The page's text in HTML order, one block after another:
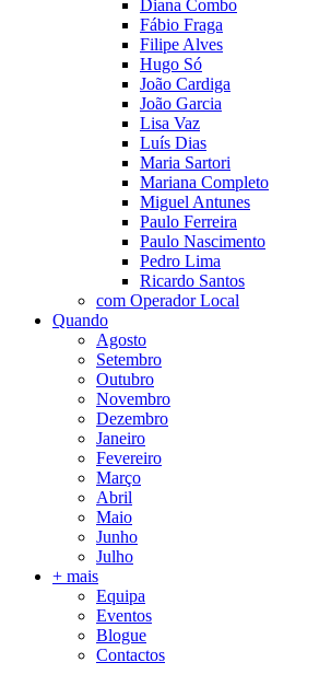
Diana Combo
Fábio Fraga
Filipe Alves
Hugo Só
João Cardiga
João Garcia
Lisa Vaz
Luís Dias
Maria Sartori
Mariana Completo
Miguel Antunes
Paulo Ferreira
Paulo Nascimento
Pedro Lima
Ricardo Santos
com Operador Local
Quando
Agosto
Setembro
Outubro
Novembro
Dezembro
Janeiro
Fevereiro
Março
Abril
Maio
Junho
Julho
+ mais
Equipa
Eventos
Blogue
Contactos